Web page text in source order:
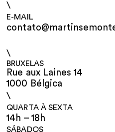
\
E-MAIL
\
BRUXELAS
Rue aux Laines 14
1000 Bélgica
\
QUARTA À SEXTA
14h – 18h
SÁBADOS